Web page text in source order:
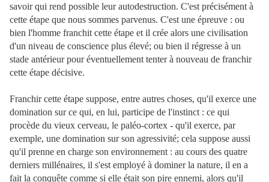
savoir qui rend possible leur autodestruction. C'est précisément à
cette étape que nous sommes parvenus. C'est une épreuve : ou
bien l'homme franchit cette étape et il crée alors une civilisation
d'un niveau de conscience plus élevé; ou bien il régresse à un
stade antérieur pour éventuellement tenter à nouveau de franchir
cette étape décisive.
Franchir cette étape suppose, entre autres choses, qu'il exerce une
domination sur ce qui, en lui, participe de l'instinct : ce qui
procède du vieux cerveau, le paléo-cortex - qu'il exerce, par
exemple, une domination sur son agressivité; cela suppose aussi
qu'il prenne en charge son environnement : au cours des quatre
derniers millénaires, il s'est employé à dominer la nature, il en a
fait la conquête comme si elle était son pire ennemi, alors qu'il